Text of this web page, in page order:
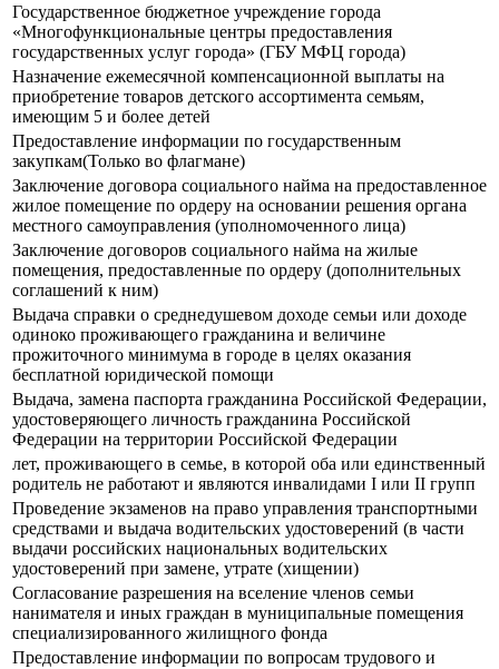
Государственное бюджетное учреждение города
«Многофункциональные центры предоставления
государственных услуг города» (ГБУ МФЦ города)
Назначение ежемесячной компенсационной выплаты на
приобретение товаров детского ассортимента семьям,
имеющим 5 и более детей
Предоставление информации по государственным
закупкам(Только во флагмане)
Заключение договора социального найма на предоставленное
жилое помещение по ордеру на основании решения органа
местного самоуправления (уполномоченного лица)
Заключение договоров социального найма на жилые
помещения, предоставленные по ордеру (дополнительных
соглашений к ним)
Выдача справки о среднедушевом доходе семьи или доходе
одиноко проживающего гражданина и величине
прожиточного минимума в городе в целях оказания
бесплатной юридической помощи
Выдача, замена паспорта гражданина Российской Федерации,
удостоверяющего личность гражданина Российской
Федерации на территории Российской Федерации
лет, проживающего в семье, в которой оба или единственный
родитель не работают и являются инвалидами I или II групп
Прoведение экзаменов на право управления транспортными
средствами и выдача водительских удостоверений (в части
выдачи российских национальных водительских
удостоверений при замене, утрате (хищении)
Согласование разрешения на вселение членов семьи
нанимателя и иных граждан в муниципальные помещения
специализированного жилищного фонда
Предоставление информации по вопросам трудового и